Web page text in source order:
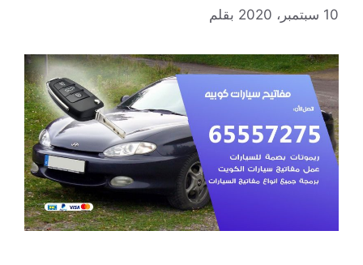
10 سبتمبر، 2020 بقلم